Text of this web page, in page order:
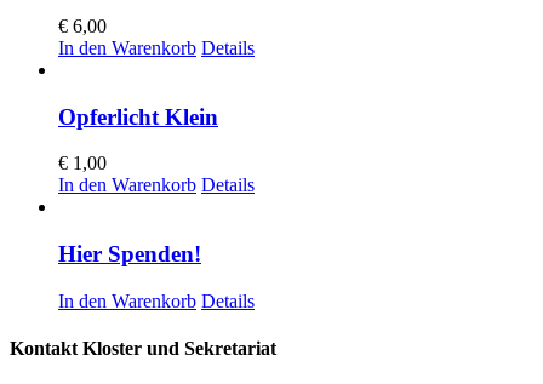
€ 6,00
In den Warenkorb Details
Opferlicht Klein
€ 1,00
In den Warenkorb Details
Hier Spenden!
In den Warenkorb Details
Kontakt Kloster und Sekretariat